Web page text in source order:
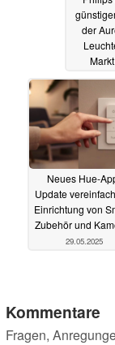
der
Markt
Neues Hue-
Update
Einrichtung von
Zubehör und
29.05.2025
Kommentare
Fragen,